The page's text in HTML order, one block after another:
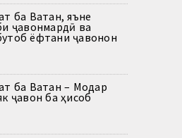
ба Ватан, яъне
ҷавонмардӣ ва
ёфтани ҷавонон
ба Ватан – Модар
ҷавон ба ҳисоб